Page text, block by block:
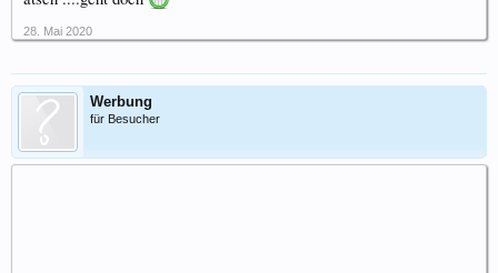
28. Mai 2020
Werbung
für Besucher